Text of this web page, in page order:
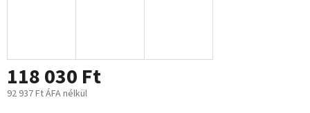
118 030 Ft
92 937 Ft ÁFA nélkül